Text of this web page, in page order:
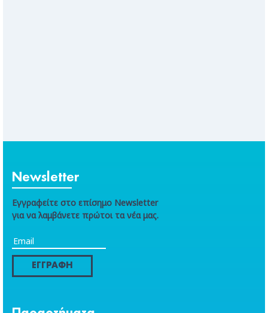
Newsletter
Εγγραφείτε στο επίσημο Newsletter
για να λαμβάνετε πρώτοι τα νέα μας.
ΕΓΓΡΑΦΗ